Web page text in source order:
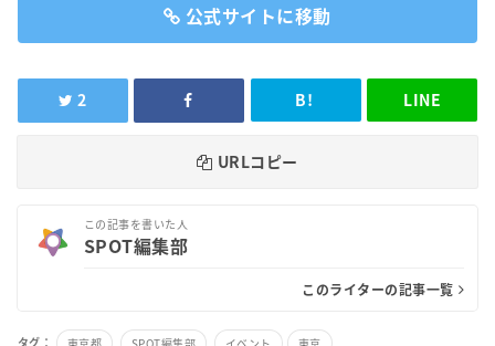
公式サイトに移動
2 B! LINE
URLコピー
この記事を書いた人
SPOT編集部
このライターの記事一覧
タグ：